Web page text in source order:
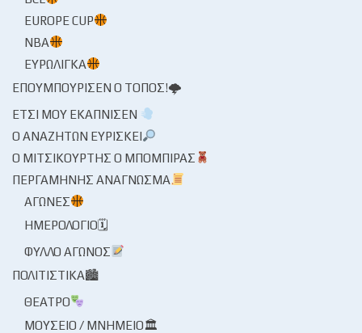
EUROPE CUP
NBA
ΕΥΡΩΛΊΓΚΑ
ΕΠΟΥΜΠΟΎΡΙΣΕΝ Ο ΤΌΠΟΣ!🌩
ΈΤΣΙ ΜΟΥ ΕΚΆΠΝΙΣΕΝ
Ο ΑΝΑΖΗΤΏΝ ΕΥΡΊΣΚΕΙ
Ο ΜΙΤΣΙΚΟΥΡΤΉΣ Ο ΜΠΌΜΠΙΡΑΣ
ΠΕΡΓΑΜΗΝΉΣ ΑΝΆΓΝΩΣΜΑ
ΑΓΏΝΕΣ
ΗΜΕΡΟΛΌΓΙΟ🗓
ΦΎΛΛΟ ΑΓΏΝΟΣ
ΠΟΛΙΤΙΣΤΙΚΆ🏙
ΘΈΑΤΡΟ
ΜΟΥΣΕΊΟ / ΜΝΗΜΕΊΟ🏛